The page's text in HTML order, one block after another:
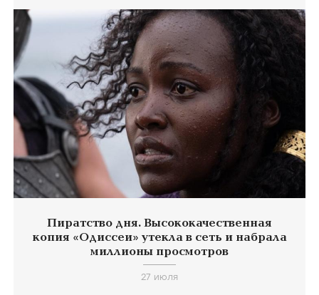
Пиратство дня. Высококачественная
копия «Одиссеи» утекла в сеть и набрала
миллионы просмотров
27 июля